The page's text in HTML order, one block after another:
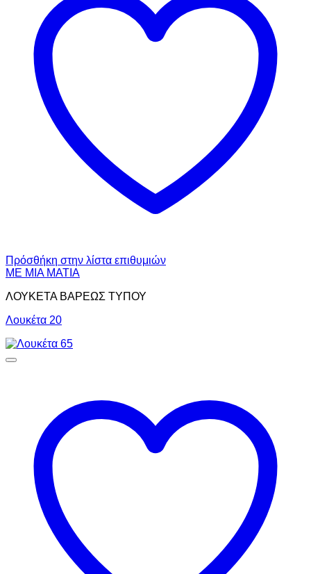
Πρόσθήκη στην λίστα επιθυμιών
ΜΕ ΜΙΑ ΜΑΤΙΑ
ΛΟΥΚΕΤΑ ΒΑΡΕΩΣ ΤΥΠΟΥ
Λουκέτα 20